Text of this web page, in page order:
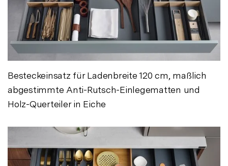
Besteckeinsatz für Ladenbreite 120 cm, maßlich
abgestimmte Anti-Rutsch-Einlegematten und
Holz-Querteiler in Eiche